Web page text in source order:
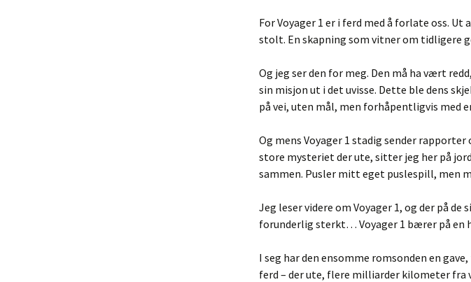
For Voyager 1 er i ferd med å forlate oss.
stolt. En skapning som vitner om tidligere
Og jeg ser den for meg. Den må ha vært
sin misjon ut i det uvisse. Dette ble dens
på vei, uten mål, men forhåpentligvis med
Og mens Voyager 1 stadig sender
store mysteriet der ute, sitter jeg her på
sammen. Pusler mitt eget puslespill, men
Jeg leser videre om Voyager 1, og der på
forunderlig sterkt… Voyager 1 bærer på en
I seg har den ensomme romsonden en
ferd – der ute, flere milliarder kilometer fra